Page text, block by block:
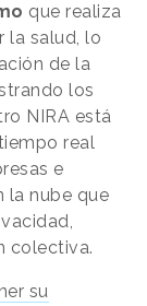
que realiza
la salud, lo
de la
los
NIRA está
real
e
la nube que
colectiva.
su